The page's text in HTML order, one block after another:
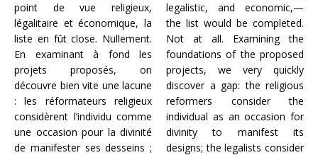
point de vue religieux,
légalitaire et économique, la
liste en fût close. Nullement.
En examinant à fond les
projets proposés, on
découvre bien vite une lacune
: les réformateurs religieux
considèrent l’individu comme
une occasion pour la divinité
de manifester ses desseins ;
legalistic, and economic,—
the list would be completed.
Not at all. Examining the
foundations of the proposed
projects, we very quickly
discover a gap: the religious
reformers consider the
individual as an occasion for
divinity to manifest its
designs; the legalists consider